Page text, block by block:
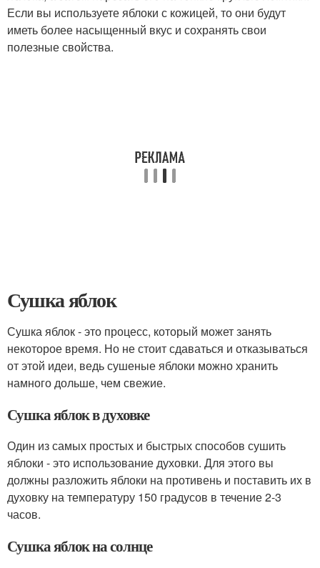
Если вы используете яблоки с кожицей, то они будут
иметь более насыщенный вкус и сохранять свои
полезные свойства.
Сушка яблок
Сушка яблок - это процесс, который может занять
некоторое время. Но не стоит сдаваться и отказываться
от этой идеи, ведь сушеные яблоки можно хранить
намного дольше, чем свежие.
Сушка яблок в духовке
Один из самых простых и быстрых способов сушить
яблоки - это использование духовки. Для этого вы
должны разложить яблоки на противень и поставить их в
духовку на температуру 150 градусов в течение 2-3
часов.
Сушка яблок на солнце